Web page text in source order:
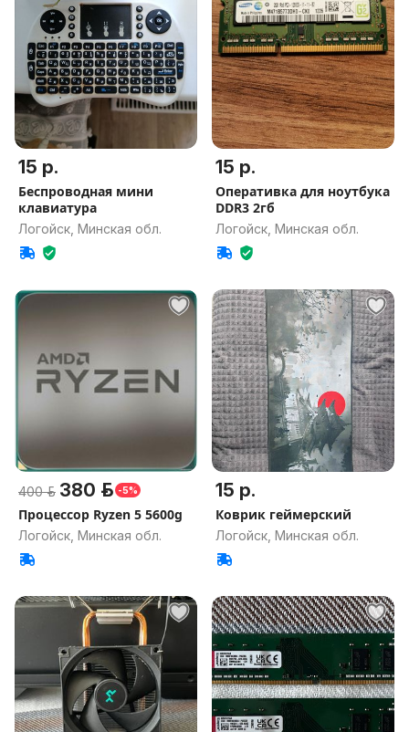
15 р.
Беспроводная мини
клавиатура
Логойск, Минская обл.
15 р.
Оперативка для ноутбука
DDR3 2гб
Логойск, Минская обл.
400 р. 380 р. -5%
Процессор Ryzen 5 5600g
Логойск, Минская обл.
15 р.
Коврик геймерский
Логойск, Минская обл.